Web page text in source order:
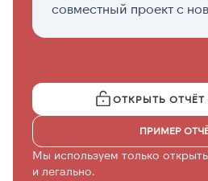
совместный проект с
ОТКРЫТЬ ОТЧЁТ
ПРИМЕР
Мы используем только
и легально.